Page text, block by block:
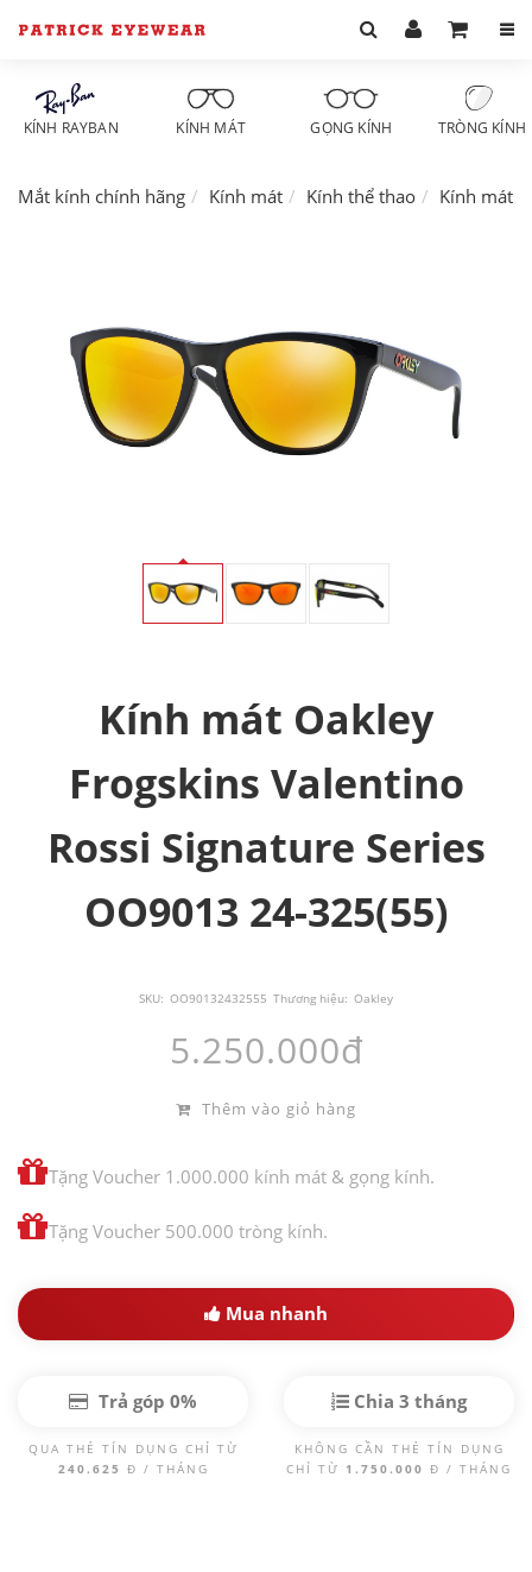
KÍNH RAYBAN KÍNH MÁT GỌNG KÍNH TRÒNG KÍNH
Mắt kính chính hãng Kính mát Kính thể thao Kính mát
Kính mát Oakley
Frogskins Valentino
Rossi Signature Series
OO9013 24-325(55)
SKU: OO90132432555 Thương hiệu: Oakley
5.250.000đ
Thêm vào giỏ hàng
Tặng Voucher 1.000.000 kính mát & gọng kính.
Tặng Voucher 500.000 tròng kính.
Mua nhanh
Trả góp 0%
QUA THẺ TÍN DỤNG CHỈ TỪ
240.625 Đ / THÁNG
Chia 3 tháng
KHÔNG CẦN THẺ TÍN DỤNG
CHỈ TỪ 1.750.000 Đ / THÁNG